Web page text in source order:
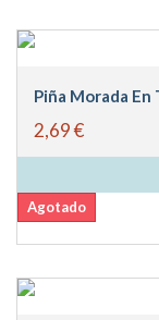
Piña Morada En
2,69 €
Agotado